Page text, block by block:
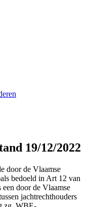
19/12/2022
door de Vlaamse
bedoeld in Art 12 van
een door de Vlaamse
jachtrechthouders